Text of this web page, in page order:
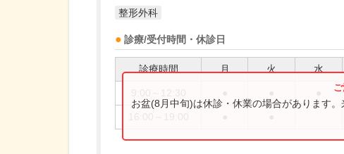
整形外科
診療/受付時間・休診日
診療時間 月 火 水
お盆(8月中旬)は休診・休業の場合があります